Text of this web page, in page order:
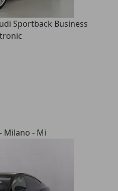
Sportback Business
Milano - Mi